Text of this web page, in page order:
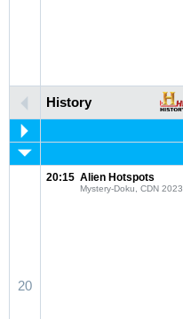
History
20
20:15 Alien Hotspots
Mystery-Doku, CDN 2023